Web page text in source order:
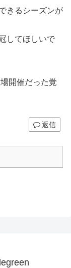
きるシーズンが
してほしいで
開催だった覚
返信